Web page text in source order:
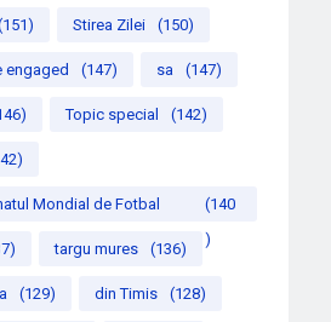
Stirea Zilei (150)
engaged (147) sa (147)
Topic special (142)
Mondial de Fotbal
(140
)
targu mures (136)
(129) din Timis (128)